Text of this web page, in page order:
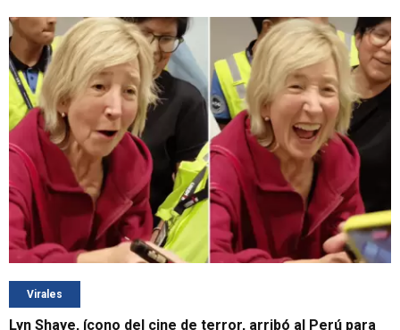
Virales
Lyn Shaye, ícono del cine de terror, arribó al Perú para